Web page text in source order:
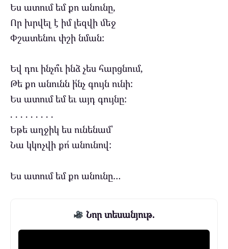
Ես ատում եմ քո անունը,
Որ խրվել է իմ լեզվի մեջ
Փշատենու փշի նման:
Եվ դու ինչո՞ւ ինձ չես հարցնում,
Թե քո անունն ի՛նչ գույն ունի:
Ես ատում եմ եւ այդ գույնը:
. . . . . . . . .
Եթե աղջիկ ես ունենամ՝
Նա կկոչվի քո՛ անունով:
Ես ատում եմ քո անունը…
Նոր տեսանյութ.